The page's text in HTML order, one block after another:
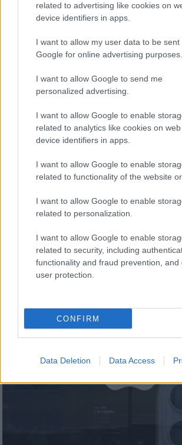
related to advertising like cookies on
device identifiers in apps.
I want to allow my user data to be sent
Google for online advertising purposes.
I want to allow Google to send me
personalized advertising.
I want to allow Google to enable
related to analytics like cookies on
device identifiers in apps.
I want to allow Google to enable
related to functionality of the website or
I want to allow Google to enable
related to personalization.
I want to allow Google to enable
related to security, including
functionality and fraud prevention, and
user protection.
CONFIRM
Data Deletion Data Access
Ελλάδα|07.08.2025 22:46
«Κόκκινος συναγερμός» για
για τρίτη φορά φέτος:
άνεμοι έως 9 μποφόρ σε
και Κεντρικό Αιγαίο
Κίνδυνος για απαγορευτικά